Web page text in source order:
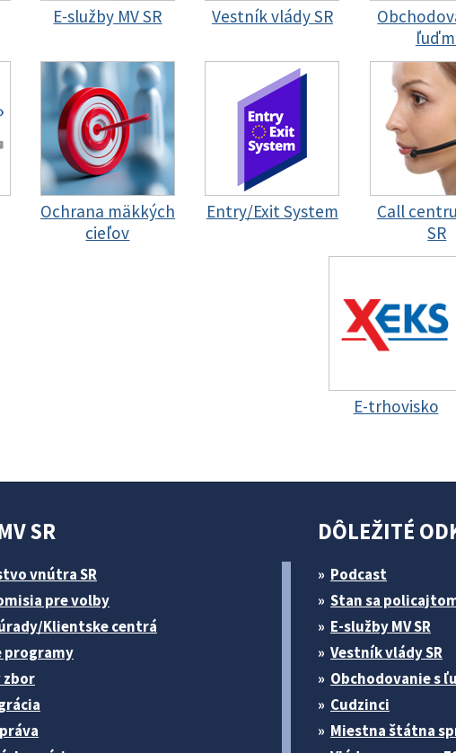
E-služby MV SR Vestník vlády SR
Ochrana mäkkých
cieľov
Entry/Exit System
Call
SR
E-trhovisko
SR
vnútra SR
pre volby
Klientske centrá
programy
zbor
DÔLEŽITÉ
Podcast
Stan sa
E-služby MV SR
Vestník vlády SR
Obchodovanie s
Cudzinci
Miestna štátna